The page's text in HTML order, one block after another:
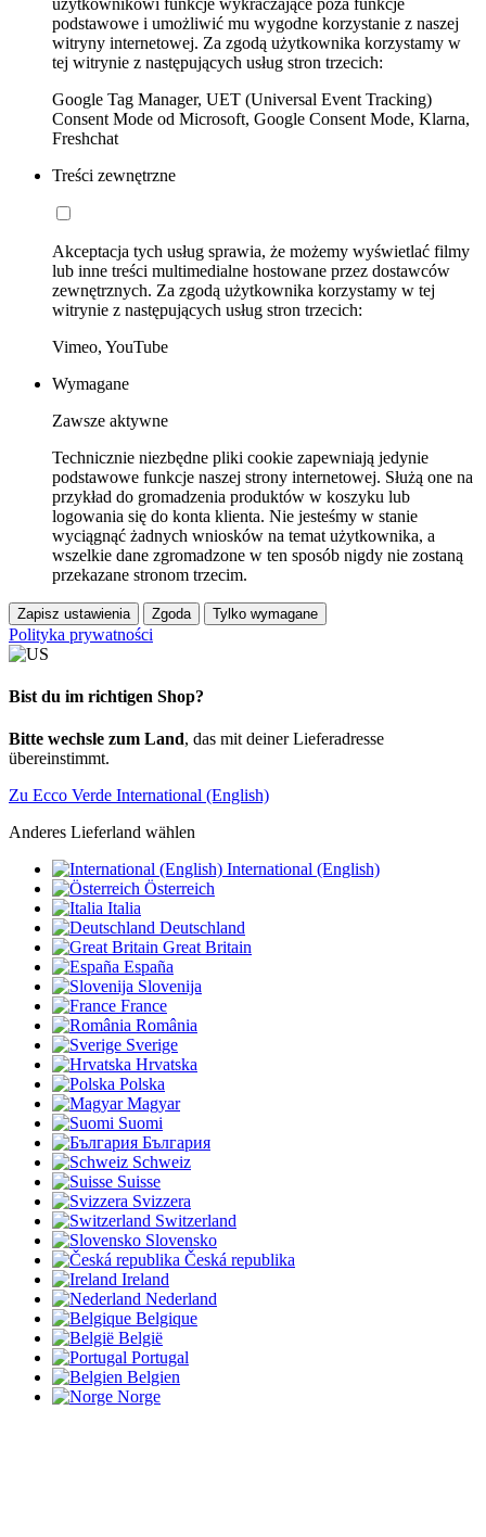
podstawowe i umożliwić mu wygodne korzystanie z naszej
witryny internetowej. Za zgodą użytkownika korzystamy w
tej witrynie z następujących usług stron trzecich:
Google Tag Manager, UET (Universal Event Tracking)
Consent Mode od Microsoft, Google Consent Mode, Klarna,
Freshchat
Treści zewnętrzne
Akceptacja tych usług sprawia, że możemy wyświetlać filmy
lub inne treści multimedialne hostowane przez dostawców
zewnętrznych. Za zgodą użytkownika korzystamy w tej
witrynie z następujących usług stron trzecich:
Vimeo, YouTube
Wymagane
Zawsze aktywne
Technicznie niezbędne pliki cookie zapewniają jedynie
podstawowe funkcje naszej strony internetowej. Służą one na
przykład do gromadzenia produktów w koszyku lub
logowania się do konta klienta. Nie jesteśmy w stanie
wyciągnąć żadnych wniosków na temat użytkownika, a
wszelkie dane zgromadzone w ten sposób nigdy nie zostaną
przekazane stronom trzecim.
Zapisz ustawienia Zgoda Tylko wymagane
Polityka prywatności
Bist du im richtigen Shop?
Bitte wechsle zum Land, das mit deiner Lieferadresse
übereinstimmt.
Zu Ecco Verde International (English)
Anderes Lieferland wählen
International (English)
Österreich
Italia
Deutschland
Great Britain
España
Slovenija
France
România
Sverige
Hrvatska
Polska
Magyar
Suomi
България
Schweiz
Suisse
Svizzera
Switzerland
Slovensko
Česká republika
Ireland
Nederland
Belgique
België
Portugal
Belgien
Norge